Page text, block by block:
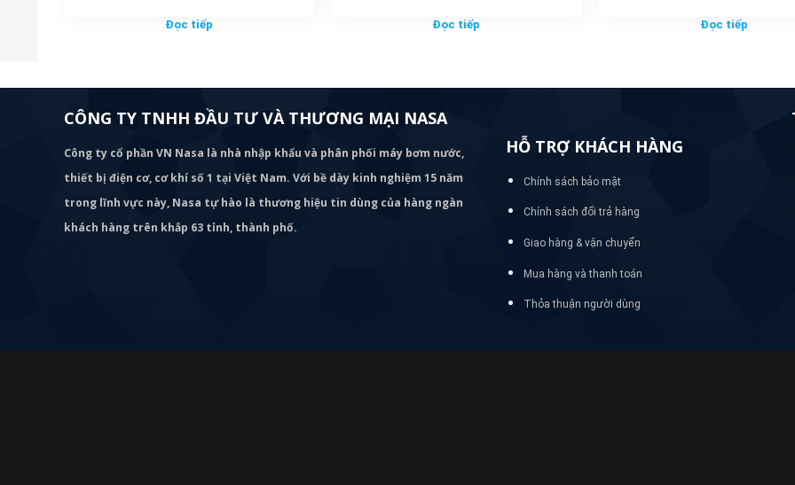
Đọc tiếp Đọc tiếp Đọc tiếp
CÔNG TY TNHH ĐẦU TƯ VÀ THƯƠNG MẠI NASA
Công ty cổ phần VN Nasa là nhà nhập khẩu và phân phối máy bơm nước,
thiết bị điện cơ, cơ khí số 1 tại Việt Nam. Với bề dày kinh nghiệm 15 năm
trong lĩnh vực này, Nasa tự hào là thương hiệu tin dùng của hàng ngàn
khách hàng trên khắp 63 tỉnh, thành phố.
HỖ TRỢ KHÁCH HÀNG
Chính sách bảo mật
Chính sách đổi trả hàng
Giao hàng & vận chuyển
Mua hàng và thanh toán
Thỏa thuận người dùng